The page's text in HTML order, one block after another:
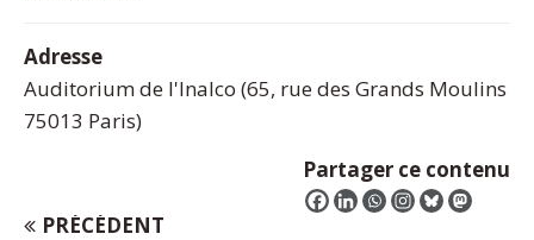
Adresse
Auditorium de l'Inalco (65, rue des Grands Moulins
75013 Paris)
Partager ce contenu
PRÉCÉDENT